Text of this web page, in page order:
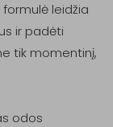
leidžia
ir padėti
tik momentinį,
odos